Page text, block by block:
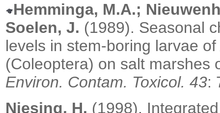
Hemminga, M.A.;
Soelen, J. (1989). Seasonal
levels in stem-boring larvae of
(Coleoptera) on salt
Environ. Contam. Toxicol. 43:
Niesing, H. (1998).